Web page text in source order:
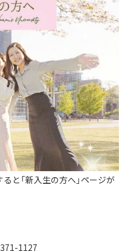
と「新入生の方へ」ページが
1127